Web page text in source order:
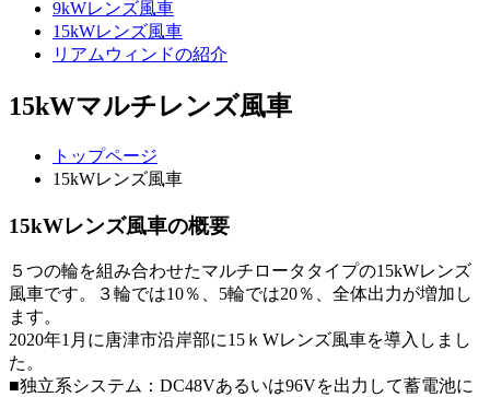
9kWレンズ風車
15kWレンズ風車
リアムウィンドの紹介
15kWマルチレンズ風車
トップページ
15kWレンズ風車
15kWレンズ風車の概要
５つの輪を組み合わせたマルチロータタイプの15kWレンズ
風車です。３輪では10％、5輪では20％、全体出力が増加し
ます。
2020年1月に唐津市沿岸部に15ｋWレンズ風車を導入しまし
た。
■独立系システム：DC48Vあるいは96Vを出力して蓄電池に